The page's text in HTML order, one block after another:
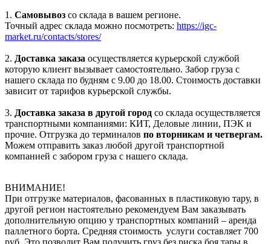
1. Самовывоз со склада в вашем регионе.
Точный адрес склада можно посмотреть: https://igc-
market.ru/contacts/stores/
2. Доставка заказа осуществляется курьерской службой
которую клиент вызывает самостоятельно. Забор груза с
нашего склада по будням с 9.00 до 18.00. Стоимость доставки
зависит от тарифов курьерской службы.
3. Доставка заказа в другой город со склада осуществляется
транспортными компаниями: КИТ, Деловые линии, ПЭК и
прочие. Отгрузка до терминалов по вторникам и четвергам.
Можем отправить заказ любой другой транспортной
компанией с забором груза с нашего склада.
ВНИМАНИЕ!
При отгрузке материалов, фасованных в пластиковую тару, в
другой регион настоятельно рекомендуем Вам заказывать
дополнительную опцию у транспортных компаний – аренда
паллетного борта. Средняя стоимость услуги составляет 700
руб. Это позволит Вам получить груз без риска боя тары в